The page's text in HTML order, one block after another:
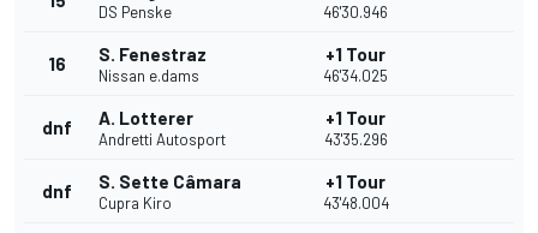
DS Penske 46'30.946
16 S. Fenestraz
Nissan e.dams
+1 Tour
46'34.025
dnf A. Lotterer
Andretti Autosport
+1 Tour
43'35.296
dnf S. Sette Câmara
Cupra Kiro
+1 Tour
43'48.004